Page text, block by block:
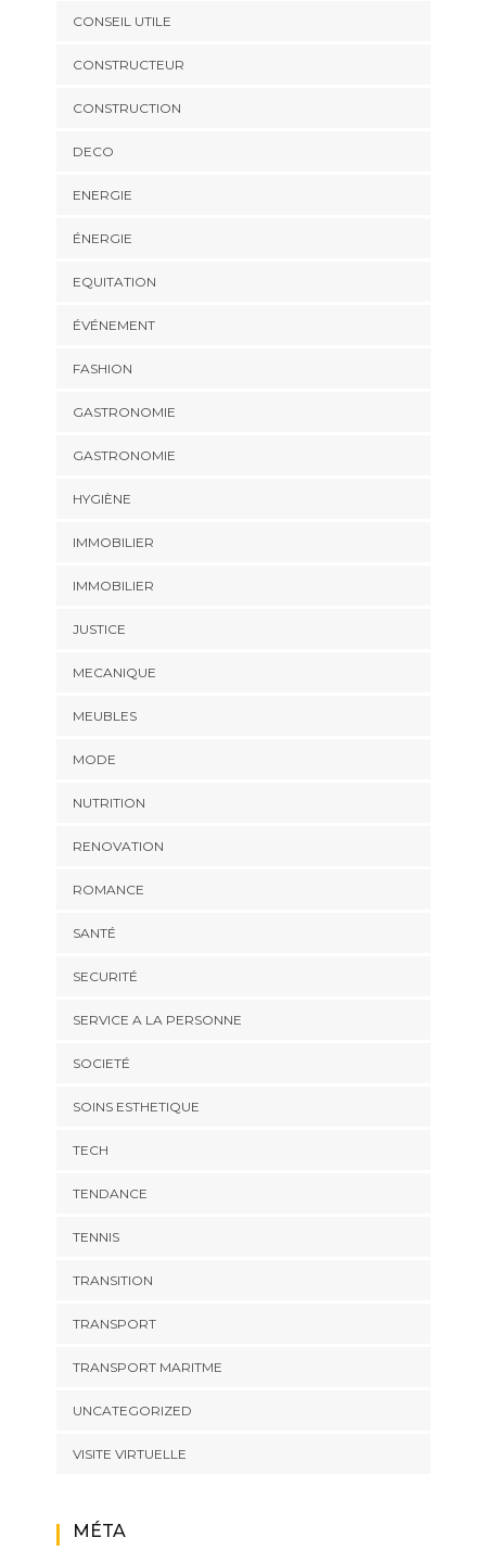
CONSEIL UTILE
CONSTRUCTEUR
CONSTRUCTION
DECO
ENERGIE
ÉNERGIE
EQUITATION
ÉVÉNEMENT
FASHION
GASTRONOMIE
GASTRONOMIE
HYGIÈNE
IMMOBILIER
IMMOBILIER
JUSTICE
MECANIQUE
MEUBLES
MODE
NUTRITION
RENOVATION
ROMANCE
SANTÉ
SECURITÉ
SERVICE A LA PERSONNE
SOCIETÉ
SOINS ESTHETIQUE
TECH
TENDANCE
TENNIS
TRANSITION
TRANSPORT
TRANSPORT MARITME
UNCATEGORIZED
VISITE VIRTUELLE
MÉTA